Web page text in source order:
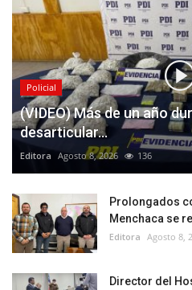
Policial
(VIDEO) Más de un año
desarticular...
Editora Agosto 8, 2026 136
Prolongados
Menchaca se
Editora Agosto 8,
Director del